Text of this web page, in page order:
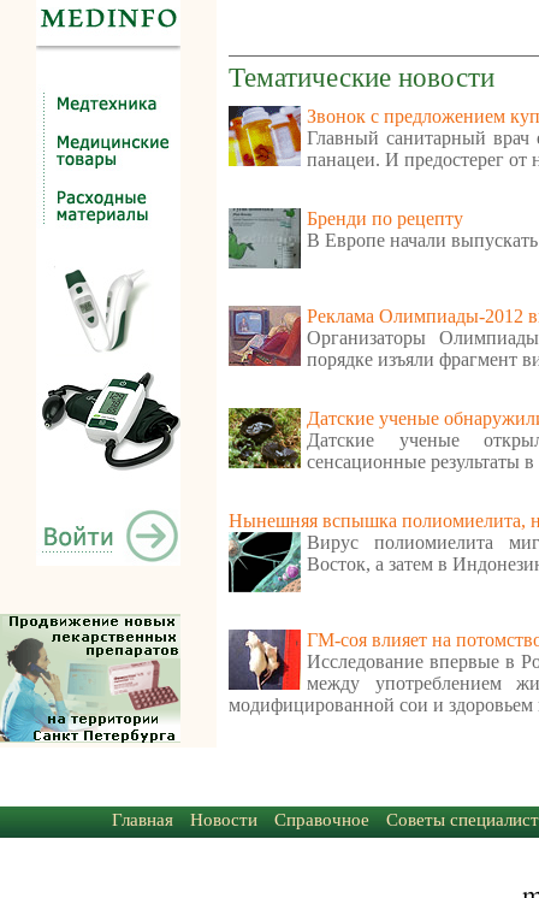
Тематические новости
Звонок с предложением
Главный санитарный врач
панацеи. И предостерег
Бренди по рецепту
В Европе начали
Реклама Олимпиады-2012
Организаторы
порядке изъяли фрагмент
Датские ученые
Датские ученые
сенсационные результаты
Нынешняя вспышка полиомиелита,
Вирус полиомиелита
Восток, а затем в
ГМ-соя влияет на
Исследование впервые в
между употреблением
модифицированной сои и здоровьем
Главная Новости Справочное Советы